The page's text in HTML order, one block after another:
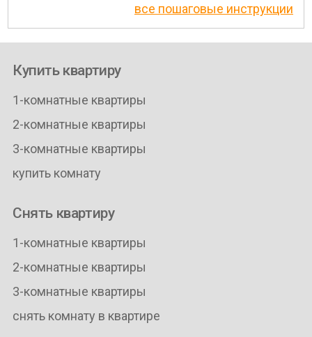
все пошаговые инструкции
Купить квартиру
1-комнатные квартиры
2-комнатные квартиры
3-комнатные квартиры
купить комнату
Снять квартиру
1-комнатные квартиры
2-комнатные квартиры
3-комнатные квартиры
снять комнату в квартире